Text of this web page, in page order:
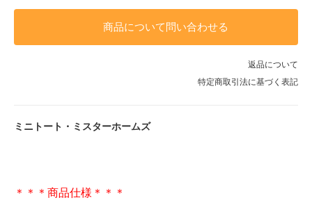
商品について問い合わせる
返品について
特定商取引法に基づく表記
ミニトート・ミスターホームズ
＊＊＊商品仕様＊＊＊